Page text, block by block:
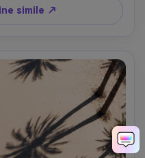
simile ↗